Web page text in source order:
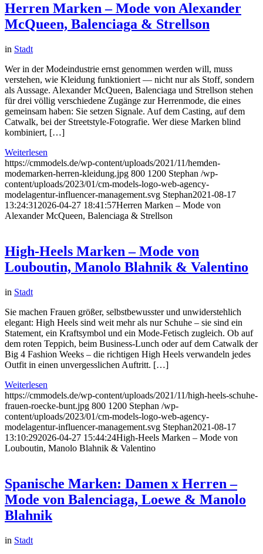
Herren Marken – Mode von Alexander
McQueen, Balenciaga & Strellson
in Stadt
Wer in der Modeindustrie ernst genommen werden will, muss
verstehen, wie Kleidung funktioniert — nicht nur als Stoff, sondern
als Aussage. Alexander McQueen, Balenciaga und Strellson stehen
für drei völlig verschiedene Zugänge zur Herrenmode, die eines
gemeinsam haben: Sie setzen Signale. Auf dem Casting, auf dem
Catwalk, bei der Streetstyle-Fotografie. Wer diese Marken blind
kombiniert, […]
Weiterlesen
https://cmmodels.de/wp-content/uploads/2021/11/hemden-
modemarken-herren-kleidung.jpg 800 1200 Stephan /wp-
content/uploads/2023/01/cm-models-logo-web-agency-
modelagentur-influencer-management.svg Stephan2021-08-17
13:24:31 2026-04-27 18:41:57Herren Marken – Mode von
Alexander McQueen, Balenciaga & Strellson
High-Heels Marken – Mode von
Louboutin, Manolo Blahnik & Valentino
in Stadt
Sie machen Frauen größer, selbstbewusster und unwiderstehlich
elegant: High Heels sind weit mehr als nur Schuhe – sie sind ein
Statement, ein Kraftsymbol und ein Mode-Fetisch zugleich. Ob auf
dem roten Teppich, beim Business-Lunch oder auf dem Catwalk der
Big 4 Fashion Weeks – die richtigen High Heels verwandeln jedes
Outfit in einen unvergesslichen Auftritt. […]
Weiterlesen
https://cmmodels.de/wp-content/uploads/2021/11/high-heels-schuhe-
frauen-roecke-bunt.jpg 800 1200 Stephan /wp-
content/uploads/2023/01/cm-models-logo-web-agency-
modelagentur-influencer-management.svg Stephan2021-08-17
13:10:292026-04-27 15:44:24High-Heels Marken – Mode von
Louboutin, Manolo Blahnik & Valentino
Spanische Marken: Damen x Herren –
Mode von Balenciaga, Loewe & Manolo
Blahnik
in Stadt